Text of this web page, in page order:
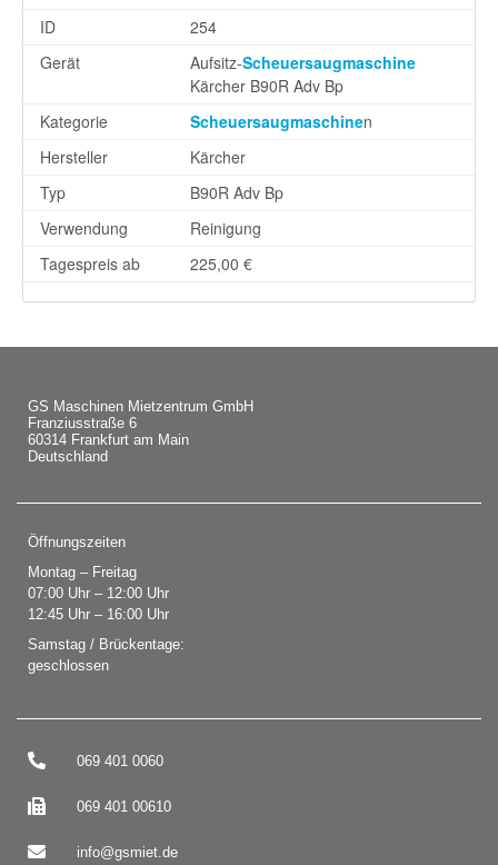
ID
254
Gerät
Aufsitz-Scheuersaugmaschine
Kärcher B90R Adv Bp
Kategorie
Scheuersaugmaschinen
Hersteller
Kärcher
Typ
B90R Adv Bp
Verwendung
Reinigung
Tagespreis ab
225,00 €
GS Maschinen Mietzentrum GmbH
Franziusstraße 6
60314 Frankfurt am Main
Deutschland
Öffnungszeiten
Montag – Freitag
07:00 Uhr – 12:00 Uhr
12:45 Uhr – 16:00 Uhr
Samstag / Brückentage:
geschlossen
069 401 0060
069 401 00610
info@gsmiet.de